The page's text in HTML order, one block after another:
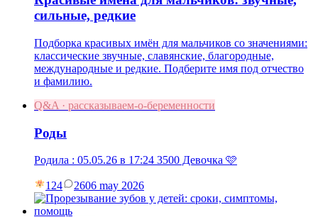
сильные, редкие
Подборка красивых имён для мальчиков со значениями:
классические звучные, славянские, благородные,
международные и редкие. Подберите имя под отчество
и фамилию.
Q&A · рассказываем-о-беременности
Роды
Родила : 05.05.26 в 17:24 3500 Девочка 🩷
124 2606 may 2026